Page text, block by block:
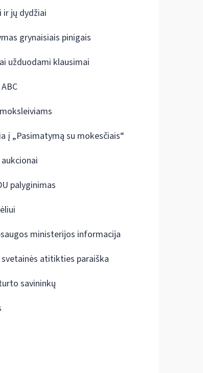
ir jų dydžiai
grynaisiais pinigais
užduodami klausimai
į „Pasimatymą su mokesčiais“
palyginimas
ministerijos informacija
atitikties paraiška
savininkų